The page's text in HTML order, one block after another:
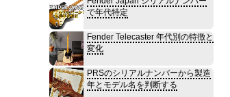
で年代特定
Fender Telecaster 年代別の特徴と
変化
PRSのシリアルナンバーから製造
年とモデル名を判断する